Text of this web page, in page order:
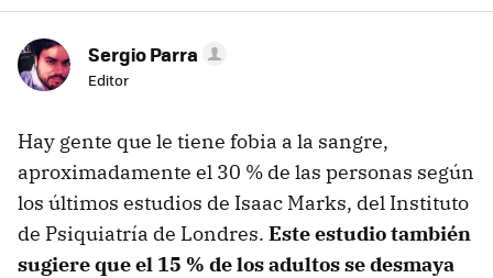
Sergio Parra
Editor
Hay gente que le tiene fobia a la sangre,
aproximadamente el 30 % de las personas según
los últimos estudios de Isaac Marks, del Instituto
de Psiquiatría de Londres. Este estudio también
sugiere que el 15 % de los adultos se desmaya